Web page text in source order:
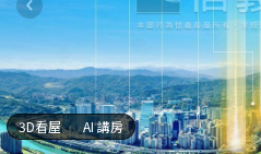
3D看屋 AI 講房